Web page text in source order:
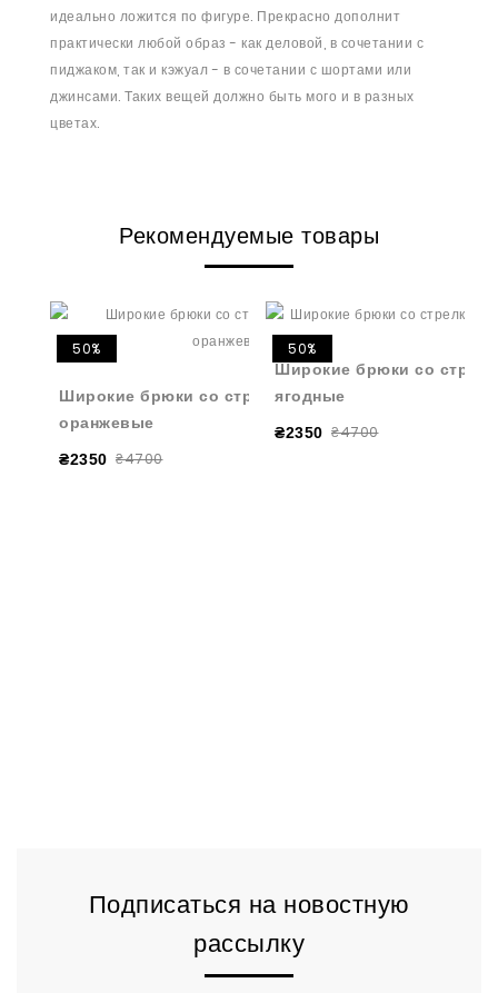
идеально ложится по фигуре. Прекрасно дополнит
практически любой образ - как деловой, в сочетании с
пиджаком, так и кэжуал - в сочетании с шортами или
джинсами. Таких вещей должно быть мого и в разных
цветах.
Рекомендуемые товары
50%
Широкие брюки со стрелкой из вискозы
оранжевые
₴2350 ₴4700
50%
Широкие брюки со
ягодные
₴2350 ₴4700
Подписаться на новостную
рассылку